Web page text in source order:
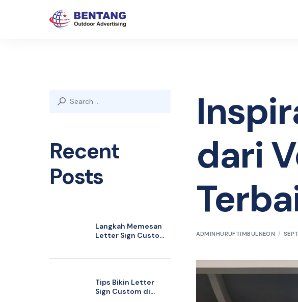
dari
ADMINHURUFTIMBULNEON
Search
Recent
Posts
Langkah Memesan
Letter Sign Custom
Tips Bikin Letter
Sign Custom di